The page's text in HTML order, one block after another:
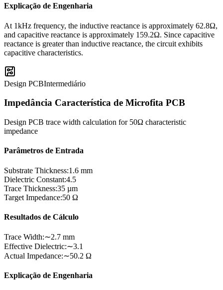
Explicação de Engenharia
At 1kHz frequency, the inductive reactance is approximately 62.8Ω,
and capacitive reactance is approximately 159.2Ω. Since capacitive
reactance is greater than inductive reactance, the circuit exhibits
capacitive characteristics.
Design PCBIntermediário
Impedância Característica de Microfita PCB
Design PCB trace width calculation for 50Ω characteristic
impedance
Parâmetros de Entrada
Substrate Thickness:1.6 mm
Dielectric Constant:4.5
Trace Thickness:35 µm
Target Impedance:50 Ω
Resultados de Cálculo
Trace Width:∼2.7 mm
Effective Dielectric:∼3.1
Actual Impedance:∼50.2 Ω
Explicação de Engenharia